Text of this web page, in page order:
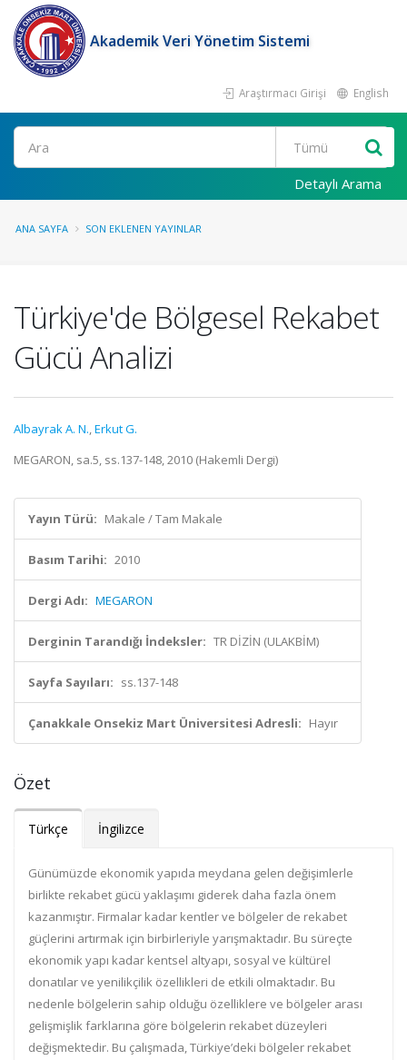
Akademik Veri Yönetim Sistemi
Araştırmacı Girişi English
Ara
Detaylı Arama
ANA SAYFA SON EKLENEN YAYINLAR
Türkiye'de Bölgesel Rekabet
Gücü Analizi
Albayrak A. N.,Erkut G.
MEGARON, sa.5, ss.137-148, 2010 (Hakemli Dergi)
Yayın Türü: Makale / Tam Makale
Basım Tarihi: 2010
Dergi Adı: MEGARON
Derginin Tarandığı İndeksler: TR DİZİN (ULAKBİM)
Sayfa Sayıları: ss.137-148
Çanakkale Onsekiz Mart Üniversitesi Adresli: Hayır
Özet
Türkçe İngilizce
Günümüzde ekonomik yapıda meydana gelen değişimlerle
birlikte rekabet gücü yaklaşımı giderek daha fazla önem
kazanmıştır. Firmalar kadar kentler ve bölgeler de rekabet
güçlerini artırmak için birbirleriyle yarışmaktadır. Bu süreçte
ekonomik yapı kadar kentsel altyapı, sosyal ve kültürel
donatılar ve yenilikçilik özellikleri de etkili olmaktadır. Bu
nedenle bölgelerin sahip olduğu özelliklere ve bölgeler arası
gelişmişlik farklarına göre bölgelerin rekabet düzeyleri
değişmektedir. Bu çalışmada, Türkiye’deki bölgeler rekabet